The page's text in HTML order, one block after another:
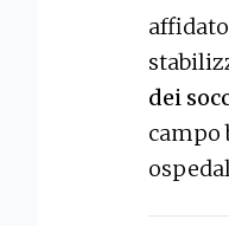
dei
campo